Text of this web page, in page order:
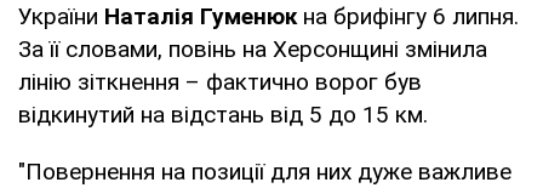
України Наталія Гуменюкна брифінгу 6 липня.
За її словами, повінь на Херсонщині змінила
лінію зіткнення – фактично ворог був
відкинутий на відстань від 5 до 15 км.
"Повернення на позиції для них дуже важливе